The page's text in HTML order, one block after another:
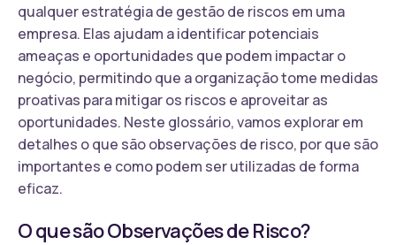
qualquer estratégia de gestão de riscos em uma
empresa. Elas ajudam a identificar potenciais
ameaças e oportunidades que podem impactar o
negócio, permitindo que a organização tome medidas
proativas para mitigar os riscos e aproveitar as
oportunidades. Neste glossário, vamos explorar em
detalhes o que são observações de risco, por que são
importantes e como podem ser utilizadas de forma
eficaz.
O que são Observações de Risco?